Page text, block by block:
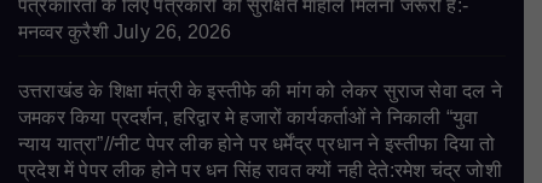
पत्रकारिता के लिए पत्रकारों को सुरक्षित माहौल मिलना जरूरी है:-
मनव्वर कुरैशी July 26, 2026
उत्तराखंड के शिक्षा मंत्री के इस्तीफे की मांग को लेकर सुराज सेवा दल ने
जमकर किया प्रदर्शन, हरिद्वार मे हजारों कार्यकर्ताओं ने निकाली “युवा
न्याय यात्रा”//नीट पेपर लीक होने पर धर्मेंद्र प्रधान ने इस्तीफा दिया तो
प्रदेश में पेपर लीक होने पर धन सिंह रावत क्यों नही देते:रमेश चंद्र जोशी